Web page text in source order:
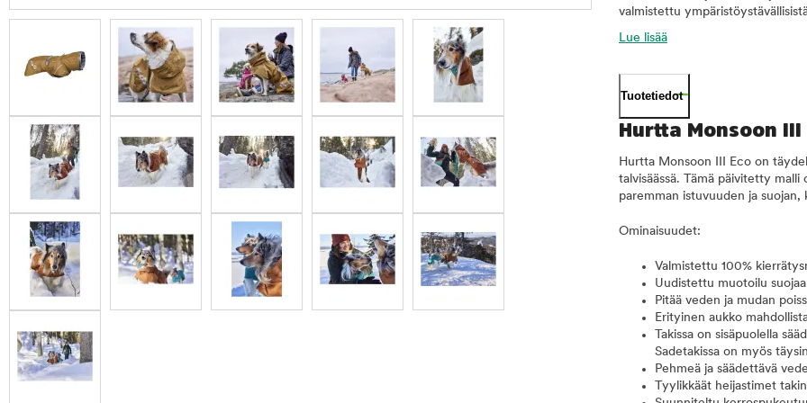
valmistettu
Lue lisää
Tuotetiedot
Hurtta Monsoon
Hurtta Monsoon III Eco on
talvisäässä. Tämä päivitetty
paremman istuvuuden ja
Ominaisuudet:
Valmistettu 100%
Uudistettu muotoilu
Pitää veden ja mudan
Erityinen aukko
Takissa on sisäpuolella
Sadetakissa on myös
Pehmeä ja säädettävä
Tyylikkäät heijastimet